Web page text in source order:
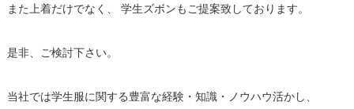
また上着だけでなく、 学生ズボンもご提案致しております。
是非、ご検討下さい。
当社では学生服に関する豊富な経験・知識・ノウハウ活かし、